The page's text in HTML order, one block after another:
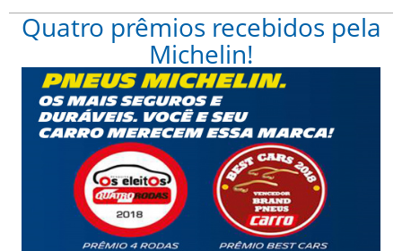
Quatro prêmios recebidos pela
Michelin!